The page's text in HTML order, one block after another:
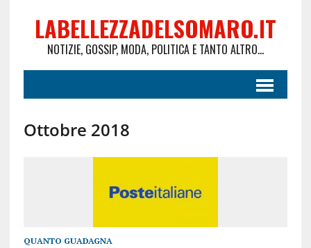
LABELLEZZADELSOMARO.IT
NOTIZIE, GOSSIP, MODA, POLITICA E TANTO ALTRO...
Ottobre 2018
QUANTO GUADAGNA